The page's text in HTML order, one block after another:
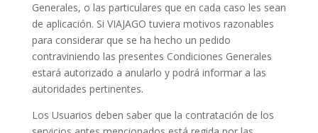
Generales, o las particulares que en cada caso les sean
de aplicación. Si VIAJAGO tuviera motivos razonables
para considerar que se ha hecho un pedido
contraviniendo las presentes Condiciones Generales
estará autorizado a anularlo y podrá informar a las
autoridades pertinentes.
Los Usuarios deben saber que la contratación de los